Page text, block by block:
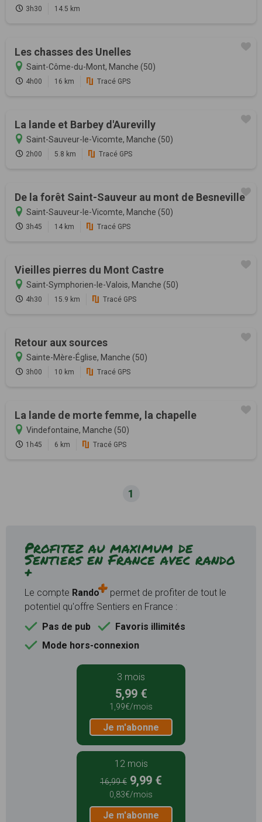
3h30 14.5 km
Les chasses des Unelles
Saint-Côme-du-Mont, Manche (50)
4h00 16 km Tracé GPS
La lande et Barbey d'Aurevilly
Saint-Sauveur-le-Vicomte, Manche (50)
2h00 5.8 km Tracé GPS
De la forêt Saint-Sauveur au mont de Besneville
Saint-Sauveur-le-Vicomte, Manche (50)
3h45 14 km Tracé GPS
Vieilles pierres du Mont Castre
Saint-Symphorien-le-Valois, Manche (50)
4h30 15.9 km Tracé GPS
Retour aux sources
Sainte-Mère-Église, Manche (50)
3h00 10 km Tracé GPS
La lande de morte femme, la chapelle
Vindefontaine, Manche (50)
1h45 6 km Tracé GPS
1
Profitez au maximum de
Sentiers en France avec rando
+
Le compte Rando
permet de profiter de tout le
potentiel qu'offre Sentiers en France :
Pas de pub
Favoris illimités
Mode hors-connexion
3 mois
5,99 €
1,99€/mois
Je m'abonne
12 mois
16,99 € 9,99 €
0,83€/mois
Je m'abonne